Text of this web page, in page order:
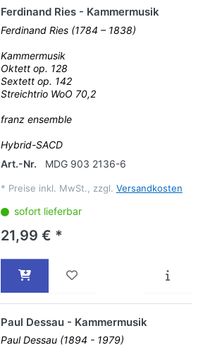
Ferdinand Ries - Kammermusik
Ferdinand Ries (1784 – 1838)
Kammermusik
Oktett op. 128
Sextett op. 142
Streichtrio WoO 70,2
franz ensemble
Hybrid-SACD
Art.-Nr.
MDG 903 2136-6
* Preise inkl. MwSt., zzgl. Versandkosten
sofort lieferbar
21,99 € *
Paul Dessau - Kammermusik
Paul Dessau (1894 - 1979)